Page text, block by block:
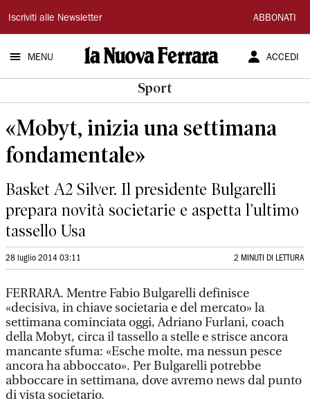
La
Nuova
Ferrara
Iscriviti alle Newsletter ABBONATI
MENU ACCEDI
Sport
«Mobyt, inizia una settimana
fondamentale»
Basket A2 Silver. Il presidente Bulgarelli
prepara novità societarie e aspetta l’ultimo
tassello Usa
28 luglio 2014 03:11 2 MINUTI DI LETTURA
FERRARA. Mentre Fabio Bulgarelli definisce
«decisiva, in chiave societaria e del mercato» la
settimana cominciata oggi, Adriano Furlani, coach
della Mobyt, circa il tassello a stelle e strisce ancora
mancante sfuma: «Esche molte, ma nessun pesce
ancora ha abboccato». Per Bulgarelli potrebbe
abboccare in settimana, dove avremo news dal punto
di vista societario.